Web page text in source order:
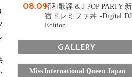
08.09昭和歌謡 & J-POP PARTY 新
宿ドレミファ丼 -Digital DJ
Edition-
GALLERY
Miss International Queen Japan